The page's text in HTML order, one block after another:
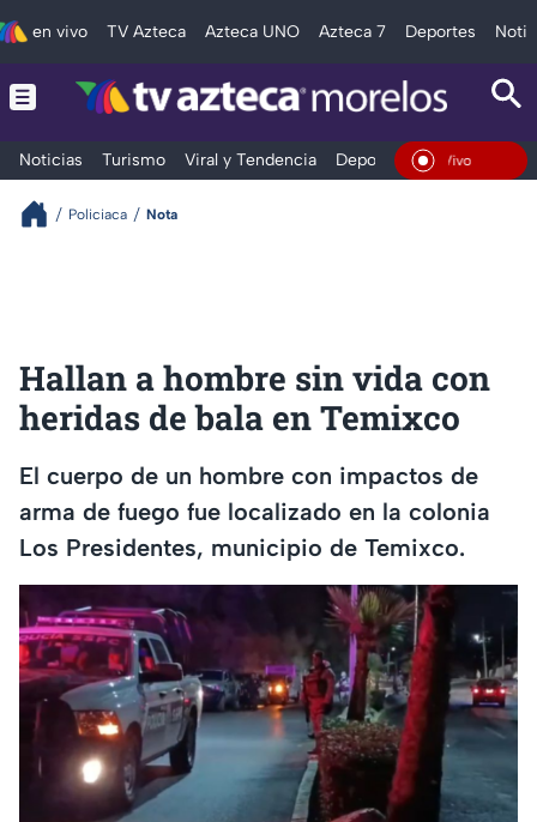
en vivo TV Azteca Azteca UNO Azteca 7 Deportes
Noticias Turismo Viral y Tendencia Deportes Espectáculos
En Vivo
Policiaca Nota
Hallan a hombre sin vida con
heridas de bala en Temixco
El cuerpo de un hombre con impactos de
arma de fuego fue localizado en la colonia
Los Presidentes, municipio de Temixco.